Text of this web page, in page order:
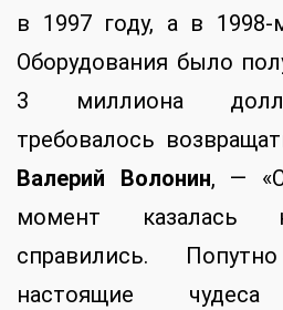
в 1997 году, а в 1998-
Оборудования было
3 миллиона
требовалось
Валерий Волонин, —
момент казалась
справились.
настоящие